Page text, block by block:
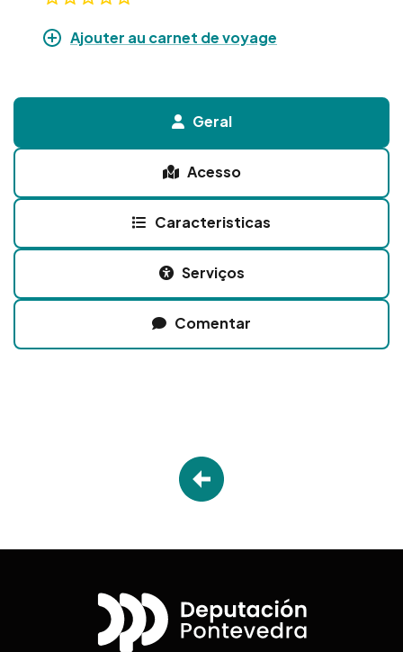
Ajouter au carnet de voyage
Geral
Acesso
Caracteristicas
Serviços
Comentar